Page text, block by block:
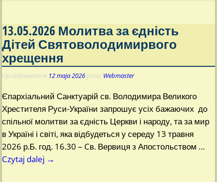
13.05.2026 Молитва за єдність
Дітей Святоволодимирвого
хрещення
Opublikowano w 12 maja 2026 przez Webmaster
Єпархіальний Санктуарій св. Володимира Великого
Хрестителя Руси-України запрошує усіх бажаючих до
спільної молитви за єдність Церкви і народу, та за мир
в Україні і світі, яка відбудеться у середу 13 травня
2026 р.Б. год. 16.30 – Cв. Вервиця з Апостольством …
Czytaj dalej →